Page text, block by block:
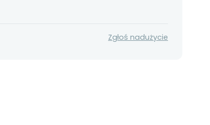
Zgłoś nadużycie